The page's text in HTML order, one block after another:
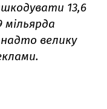
13,6
мільярда
велику